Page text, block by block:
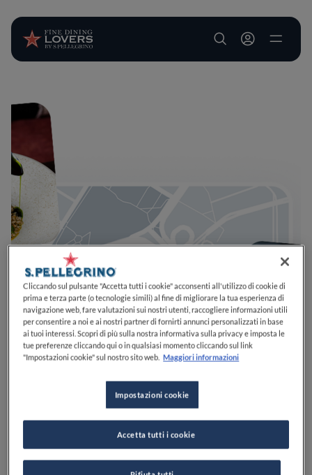
User account
Cliccando sul pulsante "Accetta tutti i cookie" acconsenti all'utilizzo di cookie di
prima e terza parte (o tecnologie simili) al fine di migliorare la tua esperienza di
navigazione web, fare valutazioni sui nostri utenti, raccogliere informazioni utili
per consentire a noi e ai nostri partner di fornirti annunci personalizzati in base
ai tuoi interessi. Scopri di più sulla nostra informativa sulla privacy e imposta le
tue preferenze cliccando qui o in qualsiasi momento cliccando sul link
"Impostazioni cookie" sul nostro sito web. Maggiori informazioni
Impostazioni cookie
Accetta tutti i cookie